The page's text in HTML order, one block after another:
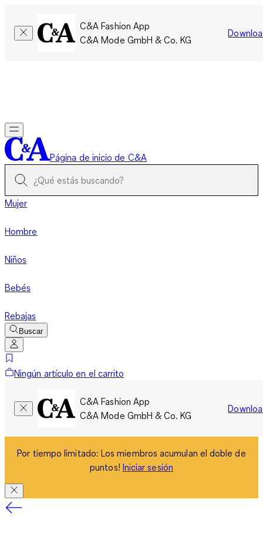
C&A Fashion App
C&A Mode GmbH & Co. KG
Página de inicio de C&A
Mujer
Hombre
Niños
Bebés
Rebajas
Buscar
Ningún artículo en el carrito
C&A Fashion App
C&A Mode GmbH & Co. KG
Por tiempo limitado: Los miembros acumulan el doble de
puntos! Iniciar sesión